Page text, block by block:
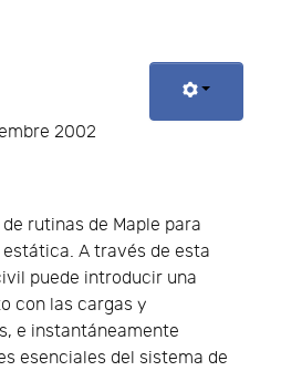
2002
rutinas de Maple para
A través de esta
puede introducir una
con las cargas y
e instantáneamente
esenciales del sistema de